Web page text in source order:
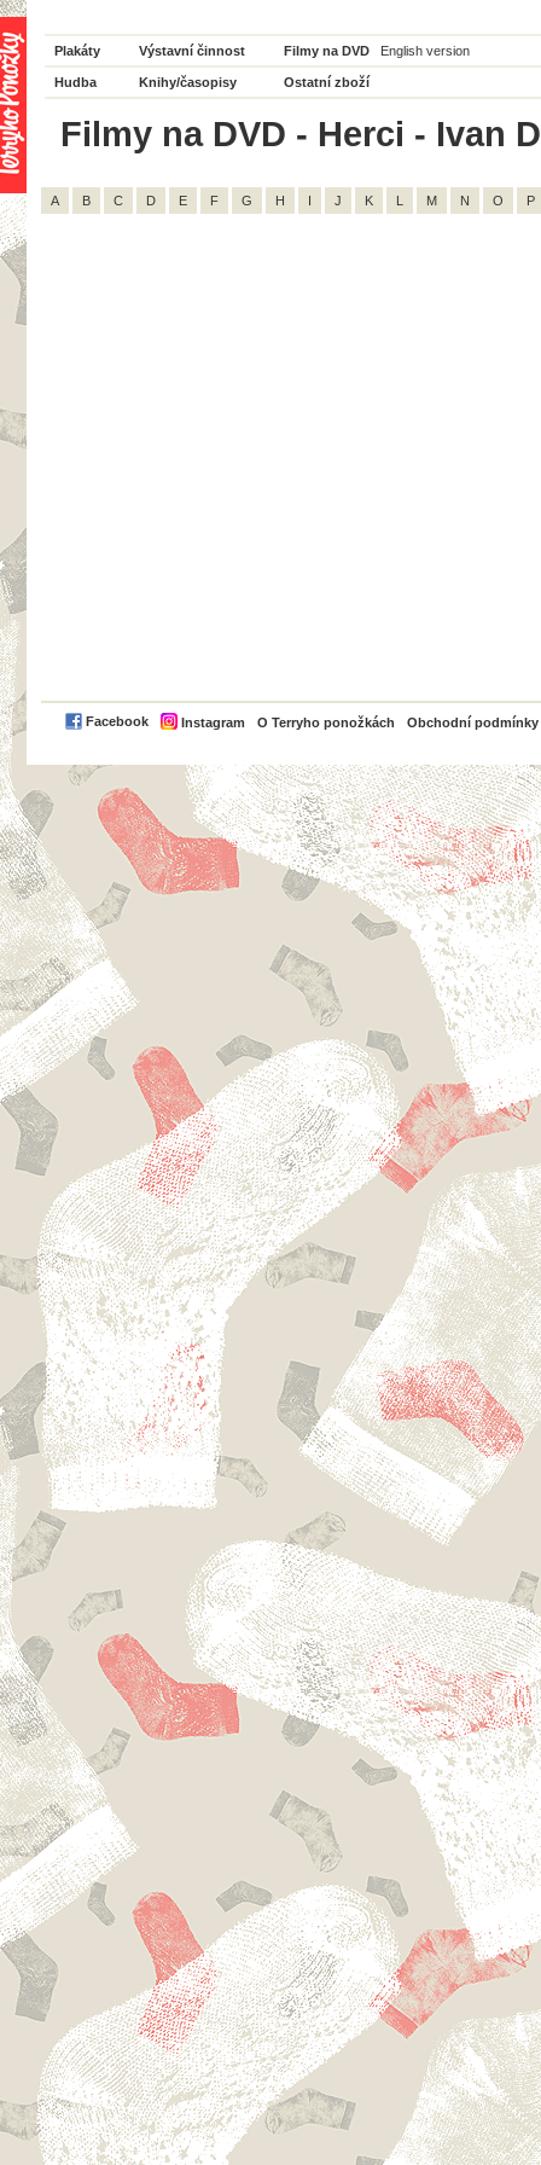
Plakáty Výstavní činnost Filmy na DVD English version
Hudba Knihy/časopisy Ostatní zboží
Filmy na DVD - Herci - Ivan
A B C D E F G H I J K L M N O P
Facebook Instagram O Terryho ponožkách Obchodní podmínky
PayPal